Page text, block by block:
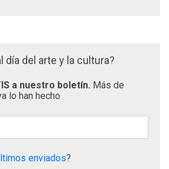
día del arte y la cultura?
a nuestro boletín. Más de
lo han hecho
enviados?